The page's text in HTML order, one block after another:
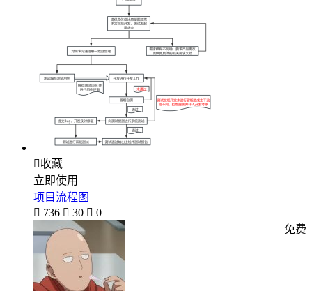
收藏
立即使用
项目流程图
 736  30  0
免费